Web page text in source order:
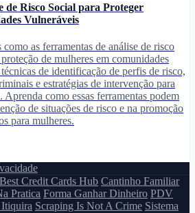
de Risco Social para Proteger
Vulneráveis
as ferramentas de análise de risco
de mulheres em comunidades
de identificação de perfis de risco,
e estratégias de intervenção para
Aprenda como essas ferramentas podem
de situações de risco e na promoção
para mulheres.
Best Credit Cards Hub Cantinho Familiar
Pratica Forma Ganhar Dinheiro PDV
Scraping Is Not A Crime Sistema